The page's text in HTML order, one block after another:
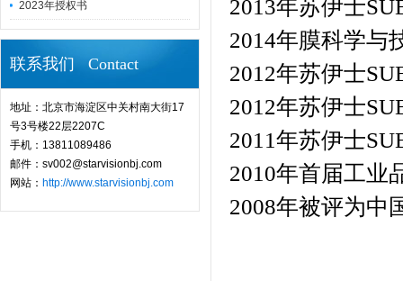
2023年授权书
联系我们 Contact
地址：北京市海淀区中关村南大街17
号3号楼22层2207C
手机：13811089486
邮件：sv002@starvisionbj.com
网站： http://www.starvisionbj.com
2013年苏伊士
2014年膜科学与
2012年苏伊士
2012年苏伊士
2011年苏伊士
2010年首届工业
2008年被评为中